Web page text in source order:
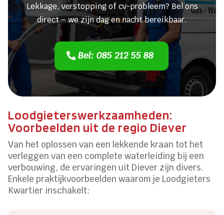
Lekkage, verstopping of cv-probleem? Bel ons
direct – we zijn dag en nacht bereikbaar.
Bel: 085 212 55 88
Loodgieterswerkzaamheden:
Voorbeelden uit de regio Diever
Van het oplossen van een lekkende kraan tot het
verleggen van een complete waterleiding bij een
verbouwing, de ervaringen uit Diever zijn divers.
Enkele praktijkvoorbeelden waarom je Loodgieters
Kwartier inschakelt: